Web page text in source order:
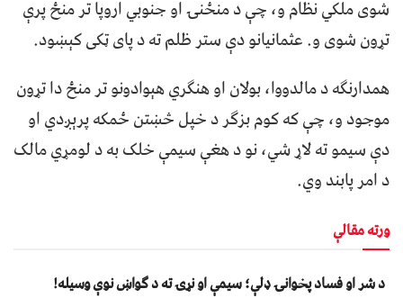
شوی ملکي نظام و، چې د منځنۍ او جنوبي اروپا تر منځ پرې
تړون شوی و. عثمانیانو دې ستر ظلم ته د پای ټکی کېښود.
همدارنګه د مالدووا، بولان او هنګري هېوادونو تر منځ دا تړون
موجود و، چې که کوم بزګر د خپل څښتن ځمکه پرېږدي او
دې سیمو ته لاړ شي، نو د هغې سیمې خلک به د لومړي مالک
د امر پابند وي.
ورته مقالې
د شر او فساد پخوانۍ ډلې؛ سیمې او نړۍ ته د ګواښ نوې وسیله!